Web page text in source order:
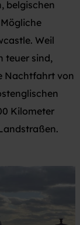
belgischen
Weil
teuer sind,
Nachtfahrt von
Kilometer